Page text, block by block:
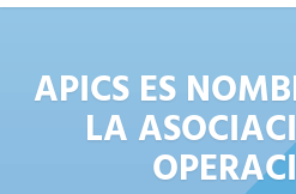
APICS ES
LA